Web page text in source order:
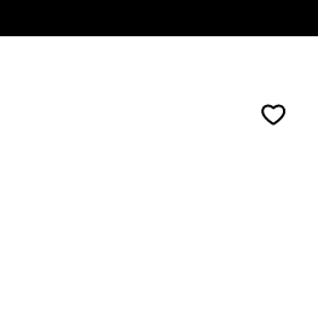
索